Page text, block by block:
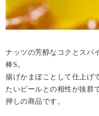
ナッツの芳醇なコクとスパ
棒S。
揚げかまぼことして仕上げ
たいビールとの相性が抜群
押しの商品です。